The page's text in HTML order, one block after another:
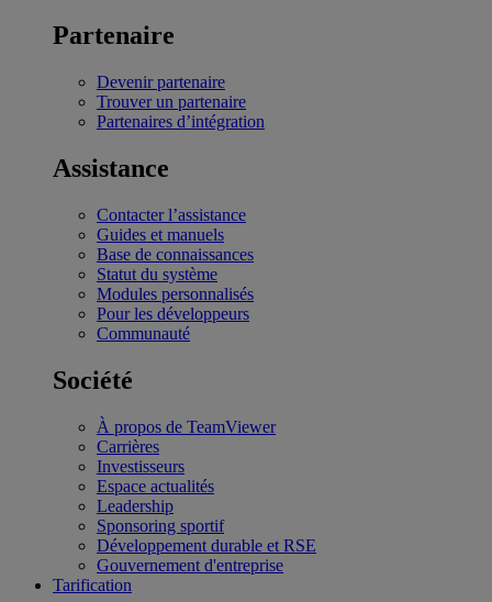
Partenaire
Devenir partenaire
Trouver un partenaire
Partenaires d’intégration
Assistance
Contacter l’assistance
Guides et manuels
Base de connaissances
Statut du système
Modules personnalisés
Pour les développeurs
Communauté
Société
À propos de TeamViewer
Carrières
Investisseurs
Espace actualités
Leadership
Sponsoring sportif
Développement durable et RSE
Gouvernement d'entreprise
Tarification